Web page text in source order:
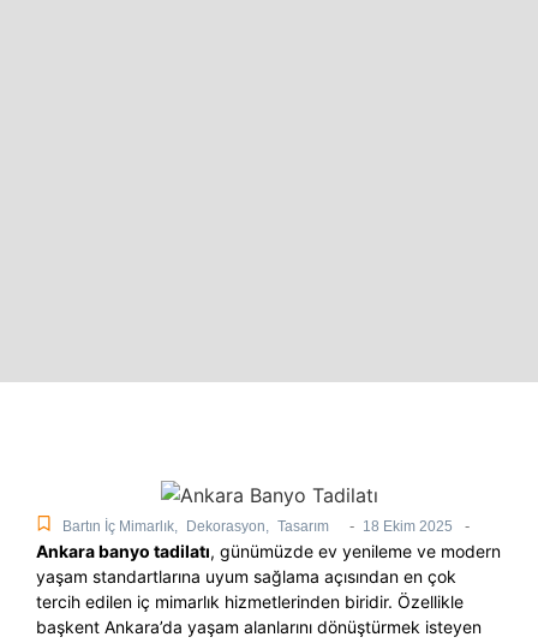
Bartın İç Mimarlık Dekorasyon Tasarım - 18 Ekim 2025 -
Ankara banyo tadilatı, günümüzde ev yenileme ve modern
yaşam standartlarına uyum sağlama açısından en çok
tercih edilen iç mimarlık hizmetlerinden biridir. Özellikle
başkent Ankara’da yaşam alanlarını dönüştürmek isteyen